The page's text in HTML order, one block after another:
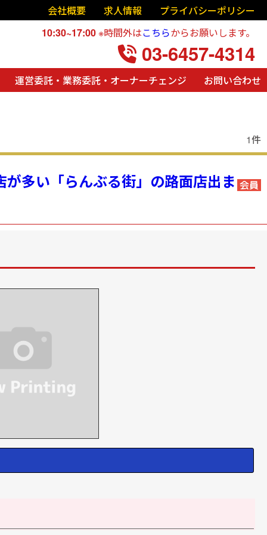
会社概要 求人情報
プライバシーポリシー
10:30~17:00※時間外はこちらからお願いします。
03-6457-4314
運営委託・業務委託・オーナーチェンジ お問い合わせ
1件
多い「らんぶる街」の路面店出ま